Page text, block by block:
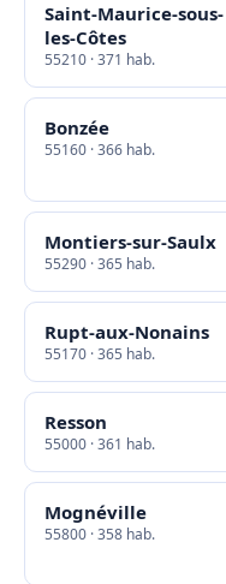
Saint-Maurice-sous-
les-Côtes
55210 · 371 hab.
Bonzée
55160 · 366 hab.
Montiers-sur-Saulx
55290 · 365 hab.
Rupt-aux-Nonains
55170 · 365 hab.
Resson
55000 · 361 hab.
Mognéville
55800 · 358 hab.